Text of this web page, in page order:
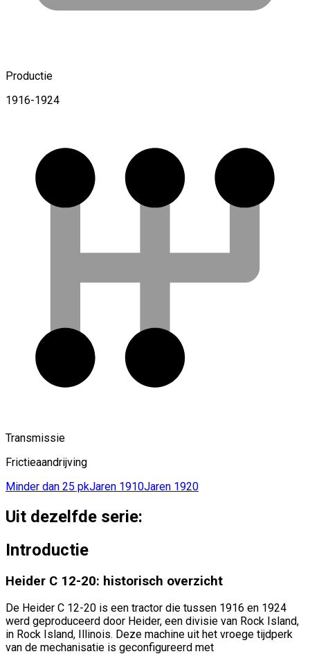
Productie
1916-1924
Transmissie
Frictieaandrijving
Minder dan 25 pkJaren 1910Jaren 1920
Uit dezelfde serie:
Introductie
Heider C 12-20: historisch overzicht
De Heider C 12-20 is een tractor die tussen 1916 en 1924
werd geproduceerd door Heider, een divisie van Rock Island,
in Rock Island, Illinois. Deze machine uit het vroege tijdperk
van de mechanisatie is geconfigureerd met